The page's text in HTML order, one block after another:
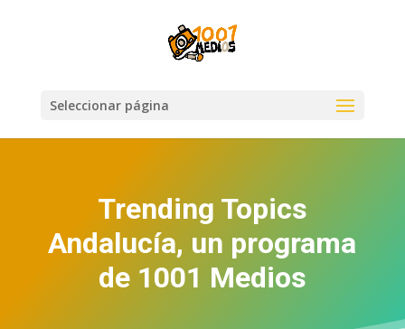
Seleccionar página
Trending Topics
Andalucía, un programa
de 1001 Medios